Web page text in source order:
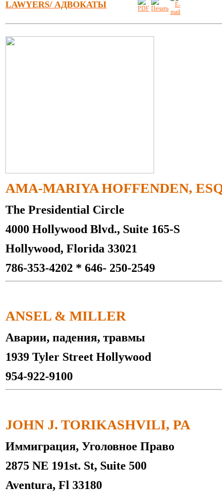
LAWYERS/ АДВОКАТЫ
AMA-MARIYA HOFFENDEN,
The Presidential Circle
4000 Hollywood Blvd., Suite 165-S
Hollywood, Florida 33021
786-353-4202 * 646- 250-2549
ANSEL & MILLER
Аварии, падения, травмы
1939 Tyler Street Hollywood
954-922-9100
JOHN J. TORIKASHVILI, PA
Иммиграция, Уголовное Право
2875 NE 191st. St, Suite 500
Aventura, Fl 33180